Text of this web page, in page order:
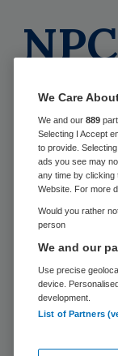
We Care
We and our 889
Selecting I Accept
to provide.
ads you see may
any time by clicking
Website. For more
Would you rather
person
We and our
Use precise
device.
development.
List of Partners